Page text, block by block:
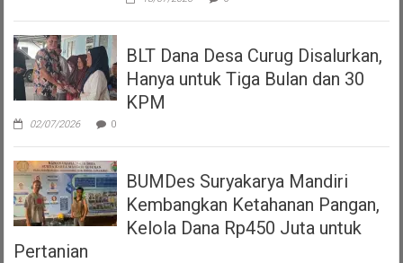
BLT Dana Desa Curug Disalurkan,
Hanya untuk Tiga Bulan dan 30
KPM
02/07/2026 0
BUMDes Suryakarya Mandiri
Kembangkan Ketahanan Pangan,
Kelola Dana Rp450 Juta untuk
Pertanian